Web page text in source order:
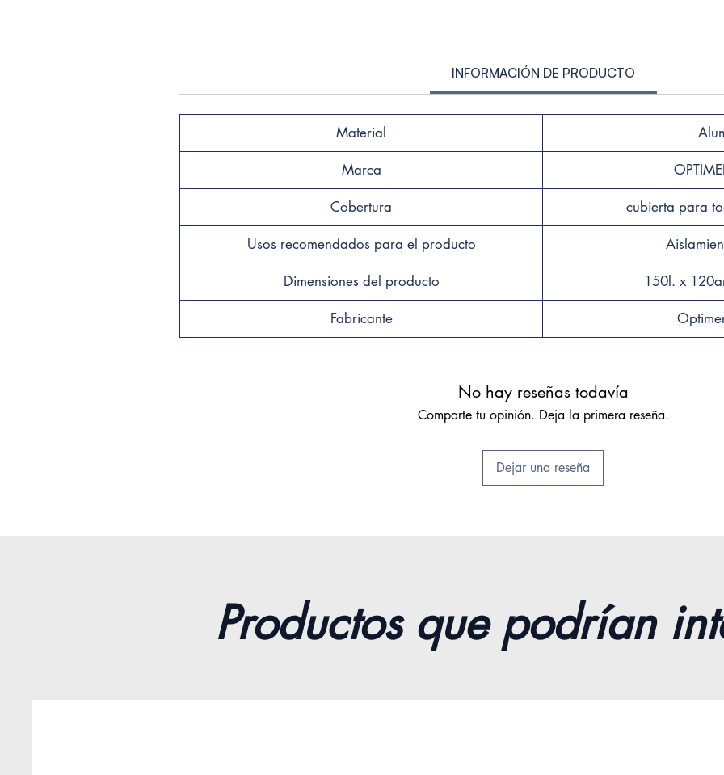
a la
ser
✅
fácil
doble
INFORMACIÓN DE PRODUCTO
Material
Marca
Cobertura cubierta para
Usos recomendados para el producto
Dimensiones del producto 150l. x
Fabricante
No hay reseñas todavía
Comparte tu opinión. Deja la primera reseña.
Dejar una reseña
Productos que podrían